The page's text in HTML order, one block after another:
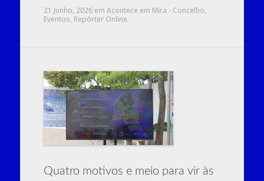
21 Junho, 2026em Acontece em Mira - Concelho,
Eventos, Repórter Online.
Quatro motivos e meio para vir às